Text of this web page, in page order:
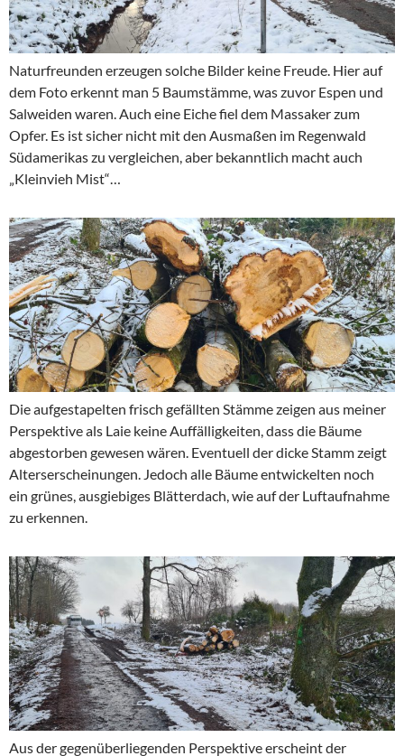
Naturfreunden erzeugen solche Bilder keine Freude. Hier auf
dem Foto erkennt man 5 Baumstämme, was zuvor Espen und
Salweiden waren. Auch eine Eiche fiel dem Massaker zum
Opfer. Es ist sicher nicht mit den Ausmaßen im Regenwald
Südamerikas zu vergleichen, aber bekanntlich macht auch
„Kleinvieh Mist“…
Die aufgestapelten frisch gefällten Stämme zeigen aus meiner
Perspektive als Laie keine Auffälligkeiten, dass die Bäume
abgestorben gewesen wären. Eventuell der dicke Stamm zeigt
Alterserscheinungen. Jedoch alle Bäume entwickelten noch
ein grünes, ausgiebiges Blätterdach, wie auf der Luftaufnahme
zu erkennen.
Aus der gegenüberliegenden Perspektive erscheint der